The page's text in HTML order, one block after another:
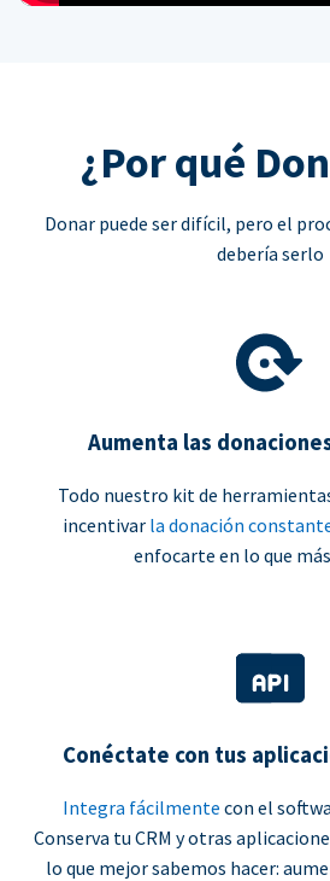
¿Por qué
Donar puede ser difícil, pero el
debería serlo
Aumenta las
Todo nuestro kit de
incentivar la donación
enfocarte en lo que
Conéctate con tus
Integra fácilmente con el
Conserva tu CRM y otras
lo que mejor sabemos hacer: